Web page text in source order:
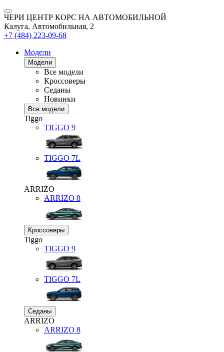
ЧЕРИ ЦЕНТР КОРС НА АВТОМОБИЛЬНОЙ
Калуга, Автомобильная, 2
+7 (484) 223-09-68
Модели
Модели
Все модели
Кроссоверы
Седаны
Новинки
Все модели
Tiggo
TIGGO 9
TIGGO 7L
ARRIZO
ARRIZO 8
Кроссоверы
Tiggo
TIGGO 9
TIGGO 7L
Седаны
ARRIZO
ARRIZO 8